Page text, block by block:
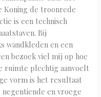
Koning de troonrede
is een technisch
Bij
wandkleden en een
bezoek viel mij op hoe
ruimte plechtig aanvoelt
vorm is het resultaat
en vroege